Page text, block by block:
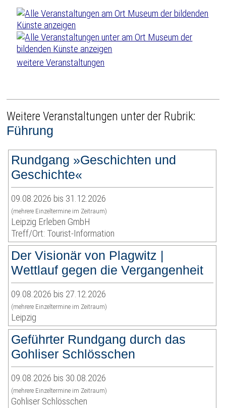
weitere Veranstaltungen
Weitere Veranstaltungen unter der Rubrik:
Führung
Rundgang »Geschichten und
Geschichte«
09.08.2026 bis 31.12.2026
(mehrere Einzeltermine im Zeitraum)
Leipzig Erleben GmbH
Treff/Ort: Tourist-Information
Der Visionär von Plagwitz |
Wettlauf gegen die Vergangenheit
09.08.2026 bis 27.12.2026
(mehrere Einzeltermine im Zeitraum)
Leipzig
Geführter Rundgang durch das
Gohliser Schlösschen
09.08.2026 bis 30.08.2026
(mehrere Einzeltermine im Zeitraum)
Gohliser Schlösschen